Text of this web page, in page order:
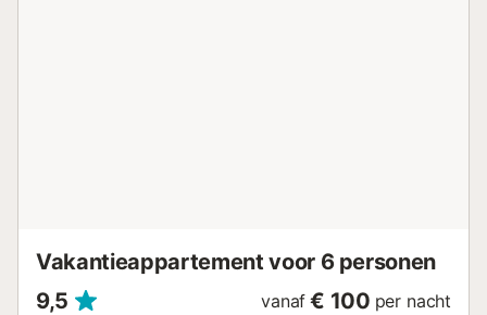
Vakantieappartement voor 6 personen
9,5
vanaf € 100 per nacht